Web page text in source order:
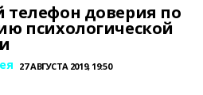
телефон доверия по
психологической
27 АВГУСТА 2019, 19:50